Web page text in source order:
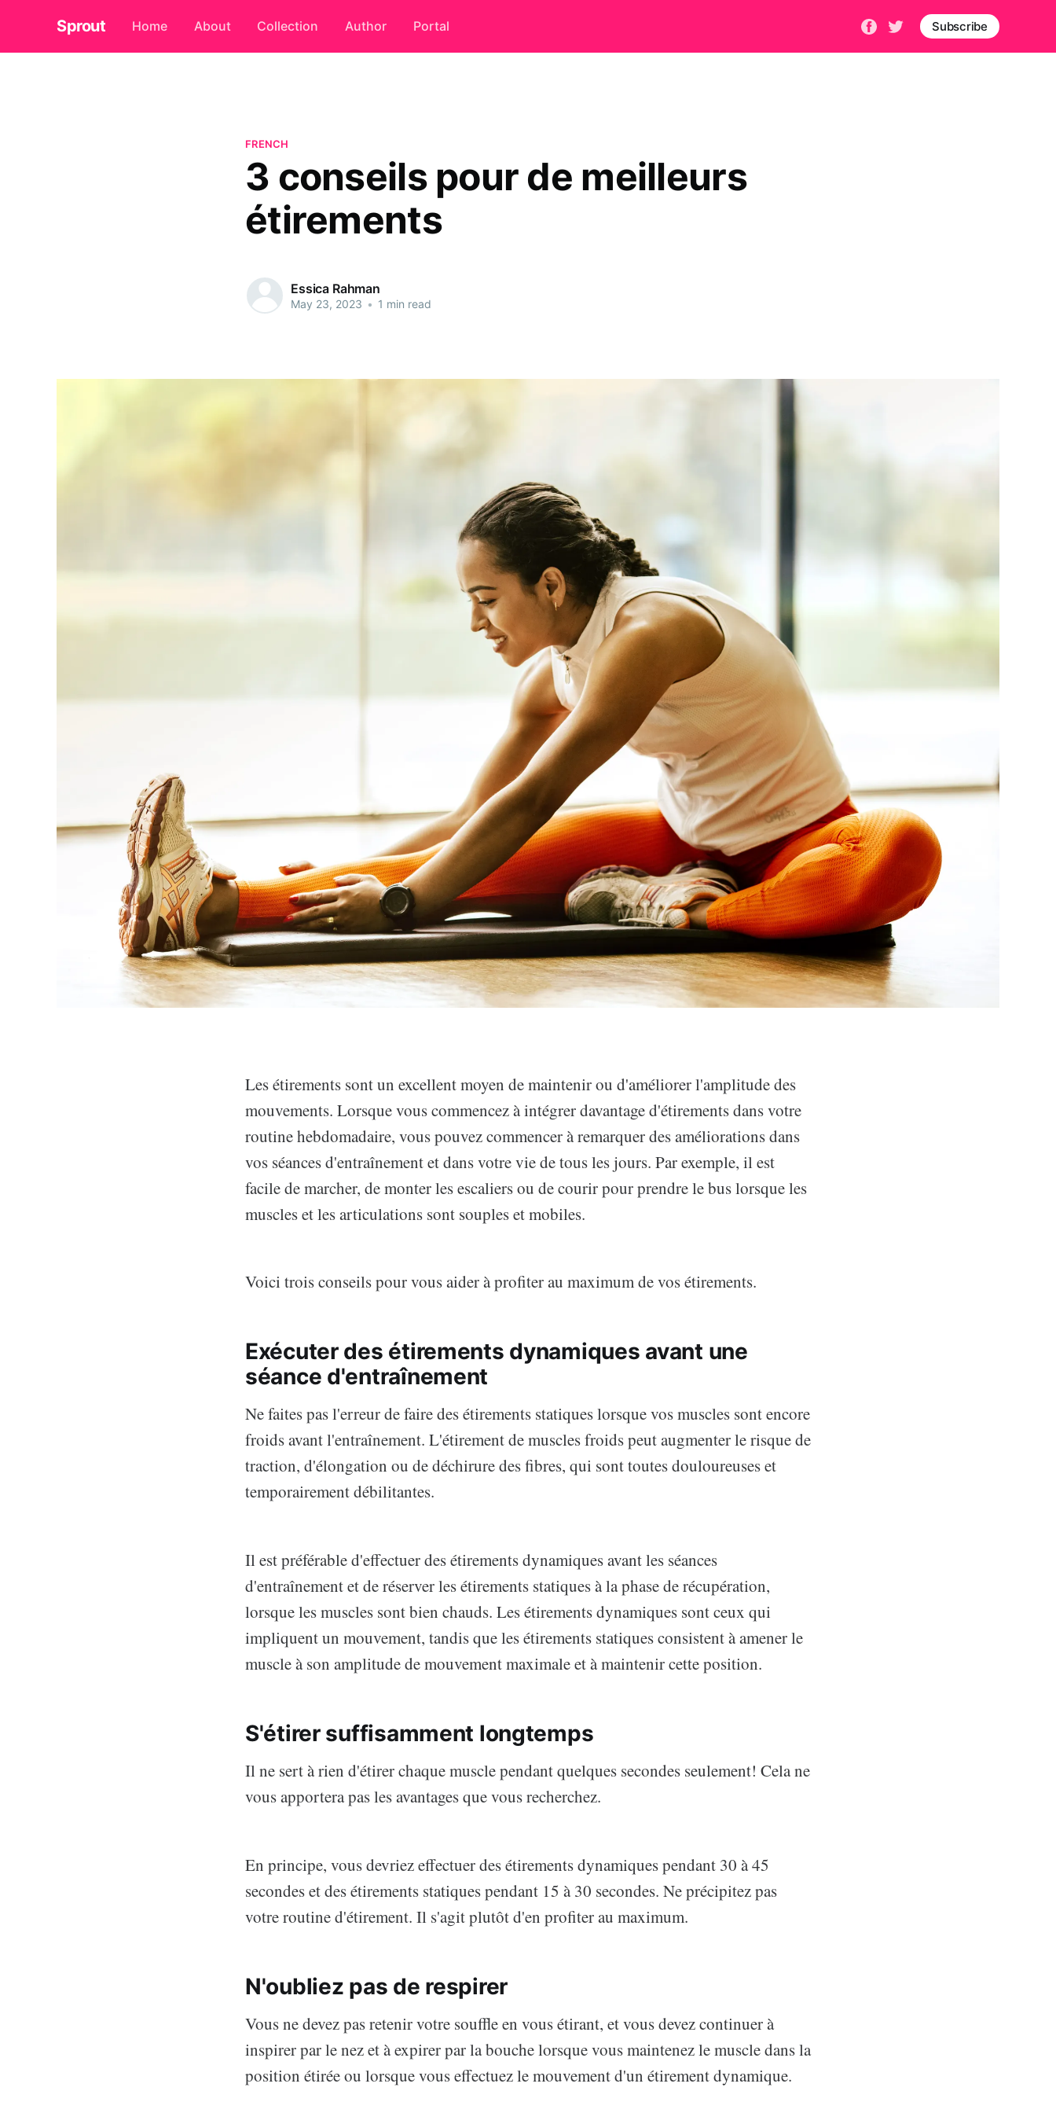
Sprout Home About Collection Author Portal Subscribe
FRENCH
3 conseils pour de meilleurs
étirements
Essica Rahman
May 23, 2023 • 1 min read
Les étirements sont un excellent moyen de maintenir ou d'améliorer l'amplitude des
mouvements. Lorsque vous commencez à intégrer davantage d'étirements dans votre
routine hebdomadaire, vous pouvez commencer à remarquer des améliorations dans
vos séances d'entraînement et dans votre vie de tous les jours. Par exemple, il est
facile de marcher, de monter les escaliers ou de courir pour prendre le bus lorsque les
muscles et les articulations sont souples et mobiles.
Voici trois conseils pour vous aider à profiter au maximum de vos étirements.
Exécuter des étirements dynamiques avant une
séance d'entraînement
Ne faites pas l'erreur de faire des étirements statiques lorsque vos muscles sont encore
froids avant l'entraînement. L'étirement de muscles froids peut augmenter le risque de
traction, d'élongation ou de déchirure des fibres, qui sont toutes douloureuses et
temporairement débilitantes.
Il est préférable d'effectuer des étirements dynamiques avant les séances
d'entraînement et de réserver les étirements statiques à la phase de récupération,
lorsque les muscles sont bien chauds. Les étirements dynamiques sont ceux qui
impliquent un mouvement, tandis que les étirements statiques consistent à amener le
muscle à son amplitude de mouvement maximale et à maintenir cette position.
S'étirer suffisamment longtemps
Il ne sert à rien d'étirer chaque muscle pendant quelques secondes seulement! Cela ne
vous apportera pas les avantages que vous recherchez.
En principe, vous devriez effectuer des étirements dynamiques pendant 30 à 45
secondes et des étirements statiques pendant 15 à 30 secondes. Ne précipitez pas
votre routine d'étirement. Il s'agit plutôt d'en profiter au maximum.
N'oubliez pas de respirer
Vous ne devez pas retenir votre souffle en vous étirant, et vous devez continuer à
inspirer par le nez et à expirer par la bouche lorsque vous maintenez le muscle dans la
position étirée ou lorsque vous effectuez le mouvement d'un étirement dynamique.